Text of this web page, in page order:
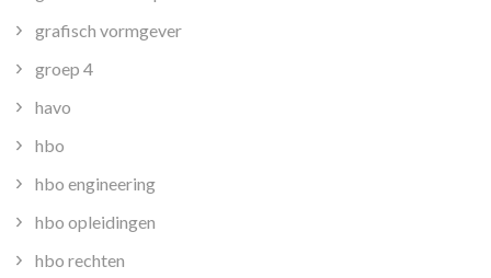
grafisch vormgever
groep 4
havo
hbo
hbo engineering
hbo opleidingen
hbo rechten